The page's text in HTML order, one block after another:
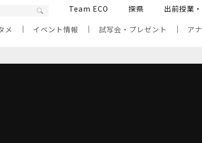
Team ECO 探県 出前授業
メ イベント情報 試写会・プレゼント ア